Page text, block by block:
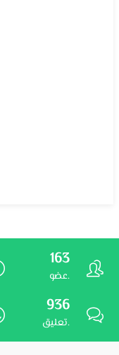
163
عضو.
936
تعليق.